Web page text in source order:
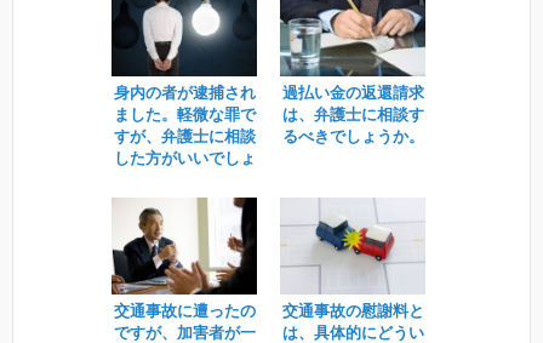
身内の者が逮捕され
ました。軽微な罪で
すが、弁護士に相談
した方がいいでしょ
過払い金の返還請求
は、弁護士に相談す
るべきでしょうか。
交通事故に遭ったの
ですが、加害者が一
交通事故の慰謝料と
は、具体的にどうい